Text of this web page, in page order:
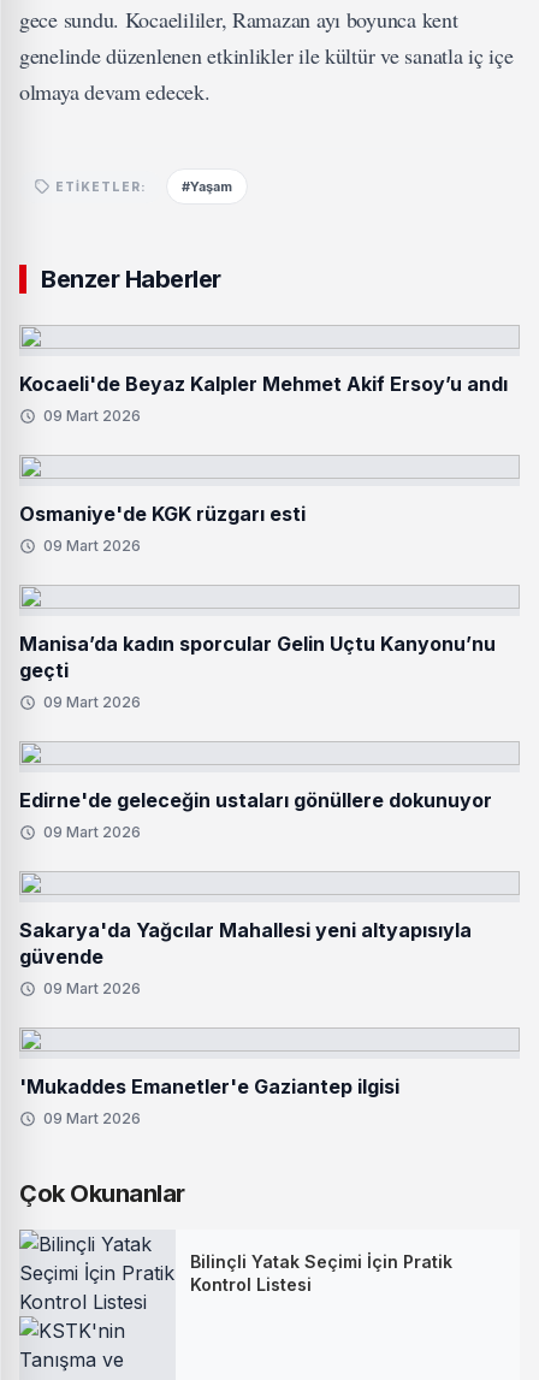
gece sundu. Kocaelililer, Ramazan ayı boyunca kent
genelinde düzenlenen etkinlikler ile kültür ve sanatla iç içe
olmaya devam edecek.
ETIKETLER: #Yaşam
Benzer Haberler
Kocaeli'de Beyaz Kalpler Mehmet Akif Ersoy’u andı
09 Mart 2026
Osmaniye'de KGK rüzgarı esti
09 Mart 2026
Manisa’da kadın sporcular Gelin Uçtu Kanyonu’nu
geçti
09 Mart 2026
Edirne'de geleceğin ustaları gönüllere dokunuyor
09 Mart 2026
Sakarya'da Yağcılar Mahallesi yeni altyapısıyla
güvende
09 Mart 2026
'Mukaddes Emanetler'e Gaziantep ilgisi
09 Mart 2026
Çok Okunanlar
Bilinçli Yatak Seçimi İçin Pratik
Kontrol Listesi